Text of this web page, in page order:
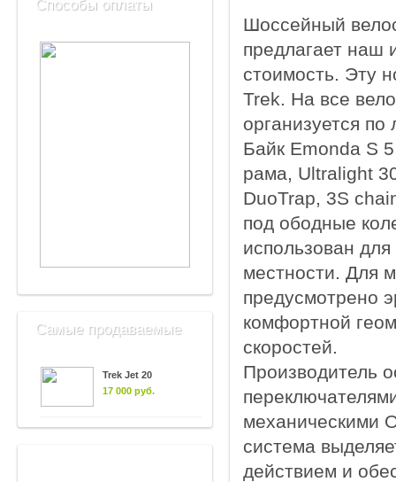
Способы оплаты
Самые продаваемые
Trek Jet 20
17 000 руб.
Шоссейный
предлагает наш
стоимость. Эту
Trek. На все
организуется
Байк Emonda S
рама, Ultralight
DuoTrap, 3S
под ободные
использован
местности. Для
предусмотрено
комфортной
скоростей.
Производитель
механическими
система
действием и